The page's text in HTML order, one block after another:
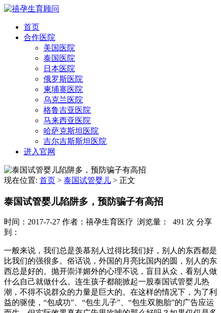
首页
合作医院
美国医院
泰国医院
日本医院
俄罗斯医院
柬埔寨医院
乌克兰医院
格鲁吉亚医院
马来西亚医院
哈萨克斯坦医院
吉尔吉斯斯坦医院
进入官网
现在位置: 首页 > 泰国试管婴儿 > 正文
泰国试管婴儿陷阱多，预防骗子有高招
时间：2017-7-27 作者：禧孕生育医疗 浏览量： 491 次 分享
到：
一般来说，我们总是羡慕别人过得比我们好，别人的东西都是
比我们的强很多。俗话说，外国的月亮比国内的圆，别人的东
西总是好的。抛开崇洋媚外的心理不说，盲目从众，看别人做
什么自己就做什么。连生孩子都能掀起一股泰国试管婴儿热
潮，不得不说群众的力量是巨大的。在这样的情况下，为了利
益的驱使，“包成功”、“包生儿子”、“包生双胞胎”的广告应运